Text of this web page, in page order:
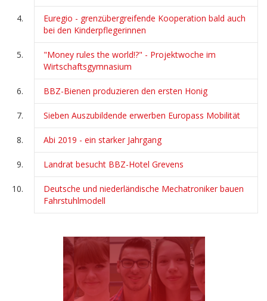
Euregio - grenzübergreifende Kooperation bald auch
bei den Kinderpflegerinnen
"Money rules the world!?" - Projektwoche im
Wirtschaftsgymnasium
BBZ-Bienen produzieren den ersten Honig
Sieben Auszubildende erwerben Europass Mobilität
Abi 2019 - ein starker Jahrgang
Landrat besucht BBZ-Hotel Grevens
Deutsche und niederländische Mechatroniker bauen
Fahrstuhlmodell